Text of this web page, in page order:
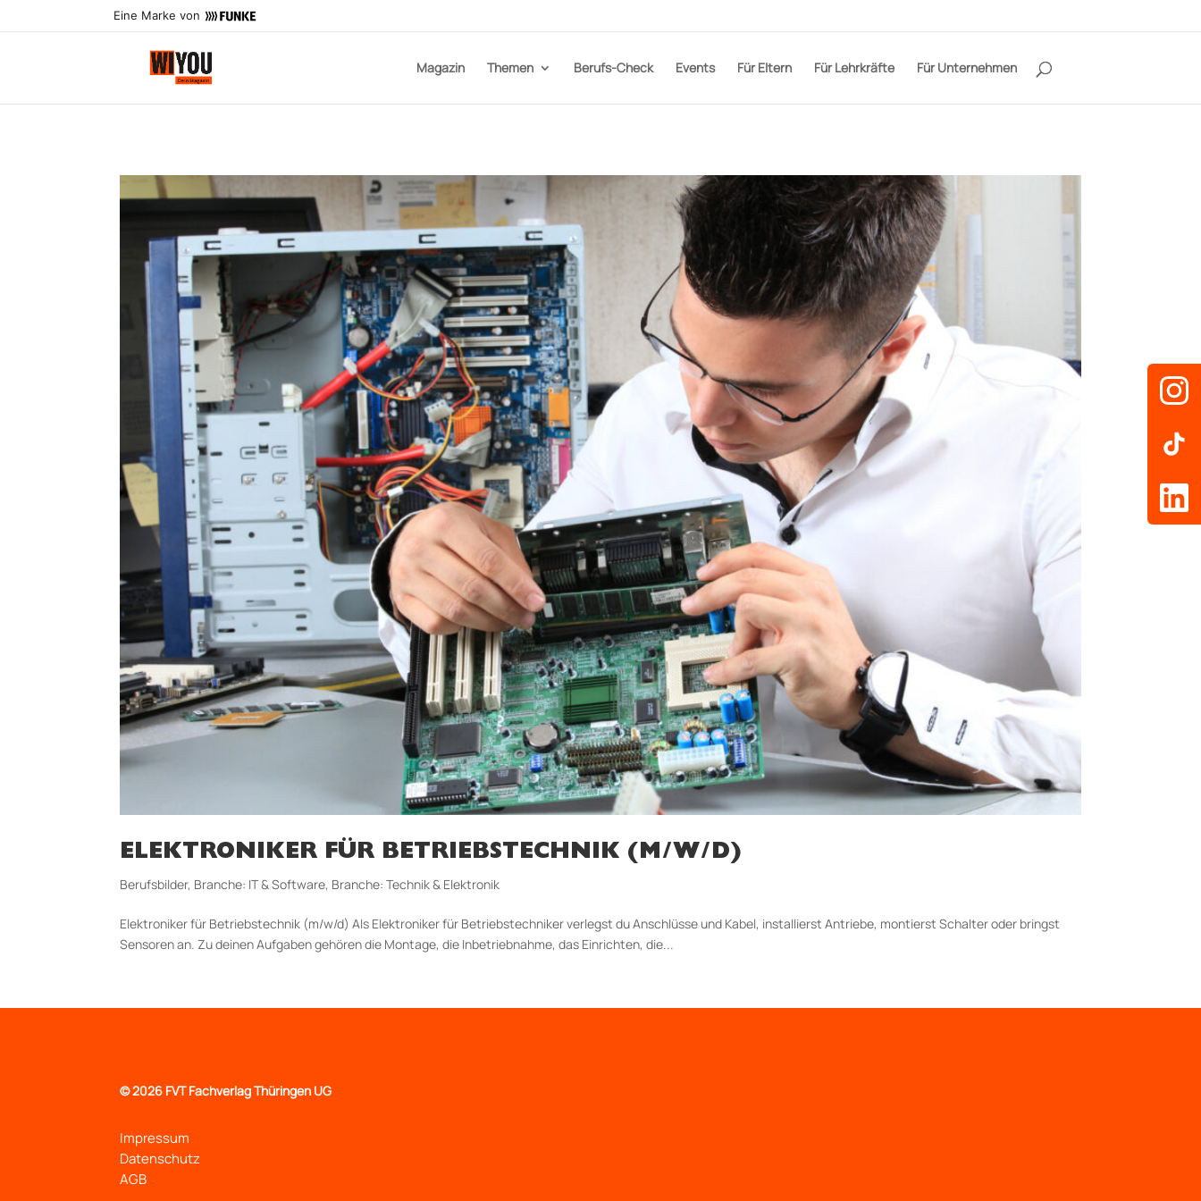
Eine Marke von
Magazin Themen Berufs-Check Events Für Eltern Für Lehrkräfte Für Unternehmen
ELEKTRONIKER FÜR BETRIEBSTECHNIK (M/W/D)
Berufsbilder, Branche: IT & Software, Branche: Technik & Elektronik
Elektroniker für Betriebstechnik (m/w/d) Als Elektroniker für Betriebstechniker verlegst du Anschlüsse und Kabel, installierst Antriebe, montierst Schalter oder bringst
Sensoren an. Zu deinen Aufgaben gehören die Montage, die Inbetriebnahme, das Einrichten, die...
©2026 FVT Fachverlag Thüringen UG
Impressum
Datenschutz
AGB